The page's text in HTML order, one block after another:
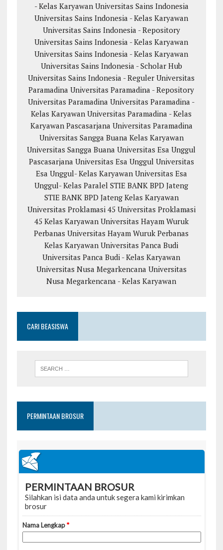
- Kelas Karyawan Universitas Sains Indonesia
Universitas Sains Indonesia - Kelas Karyawan
Universitas Sains Indonesia - Repository
Universitas Sains Indonesia - Kelas Karyawan
Universitas Sains Indonesia - Kelas Karyawan
Universitas Sains Indonesia - Scholar Hub
Universitas Sains Indonesia - Reguler Universitas
Paramadina Universitas Paramadina - Repository
Universitas Paramadina Universitas Paramadina -
Kelas Karyawan Universitas Paramadina - Kelas
Karyawan Pascasarjana Universitas Paramadina
Universitas Sangga Buana Kelas Karyawan
Universitas Sangga Buana Universitas Esa Unggul
Pascasarjana Universitas Esa Unggul Universitas
Esa Unggul- Kelas Karyawan Universitas Esa
Unggul- Kelas Paralel STIE BANK BPD Jateng
STIE BANK BPD Jateng Kelas Karyawan
Universitas Proklamasi 45 Universitas Proklamasi
45 Kelas Karyawan Universitas Hayam Wuruk
Perbanas Universitas Hayam Wuruk Perbanas
Kelas Karyawan Universitas Panca Budi
Universitas Panca Budi - Kelas Karyawan
Universitas Nusa Megarkencana Universitas
Nusa Megarkencana - Kelas Karyawan
CARI BEASISWA
PERMINTAAN BROSUR